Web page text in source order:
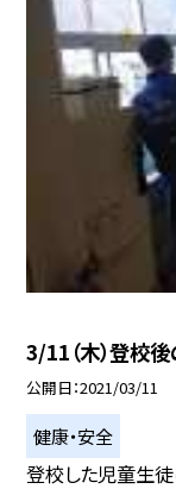
3/11（木）登校
公開日 2021/03/11
健康・安全
登校した児童生徒